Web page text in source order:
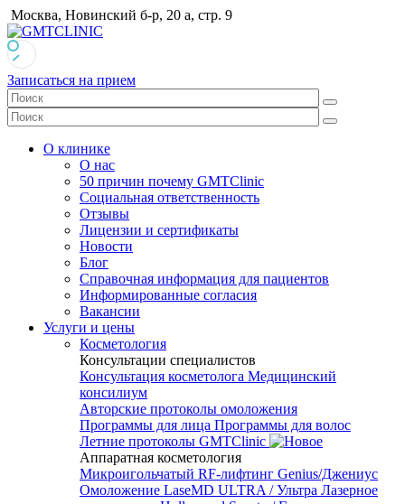
Москва, Новинский б-р, 20 а, стр. 9
Записаться на прием
О клинике
О нас
50 причин почему GMTClinic
Социальная ответственность
Отзывы
Лицензии и сертификаты
Новости
Блог
Справочная информация для пациентов
Информированные согласия
Вакансии
Услуги и цены
Косметология
Консультации специалистов
Консультация косметолога Медицинский
консилиум
Авторские протоколы омоложения
Программы для лица Программы для волос
Летние протоколы GMTClinic
Аппаратная косметология
Микроигольчатый RF-лифтинг Genius/Джениус
Омоложение LaseMD ULTRA / Ультра Лазерное